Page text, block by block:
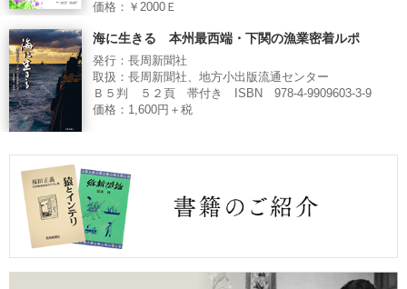
価格：￥2000Ｅ
海に生きる 本州最西端・下関の漁業密着ルポ
発行：長周新聞社
取扱：長周新聞社、地方小出版流通センター
Ｂ５判 ５２頁 帯付き ISBN 978-4-9909603-3-9
価格：1,600円＋税